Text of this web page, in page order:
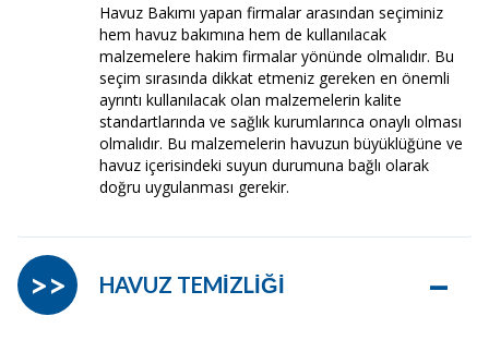
Havuz Bakımı yapan firmalar arasından seçiminiz
hem havuz bakımına hem de kullanılacak
malzemelere hakim firmalar yönünde olmalıdır. Bu
seçim sırasında dikkat etmeniz gereken en önemli
ayrıntı kullanılacak olan malzemelerin kalite
standartlarında ve sağlık kurumlarınca onaylı olması
olmalıdır. Bu malzemelerin havuzun büyüklüğüne ve
havuz içerisindeki suyun durumuna bağlı olarak
doğru uygulanması gerekir.
HAVUZ TEMİZLİĞİ –
>>